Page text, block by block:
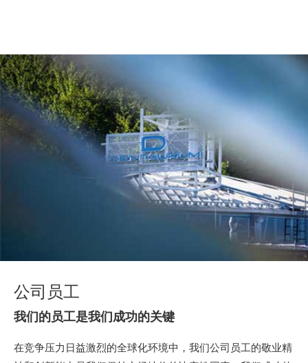
公司员工
我们的员工是我们成功的关键
在竞争压力日益激烈的全球化环境中，我们公司员工的敬业精